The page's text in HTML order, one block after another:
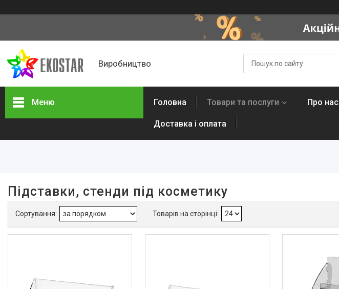
Виробництво
Меню
Так 59
Виробник
Головна Товари та послуги Про нас
Доставка і оплата
Підставки, стенди під косметику